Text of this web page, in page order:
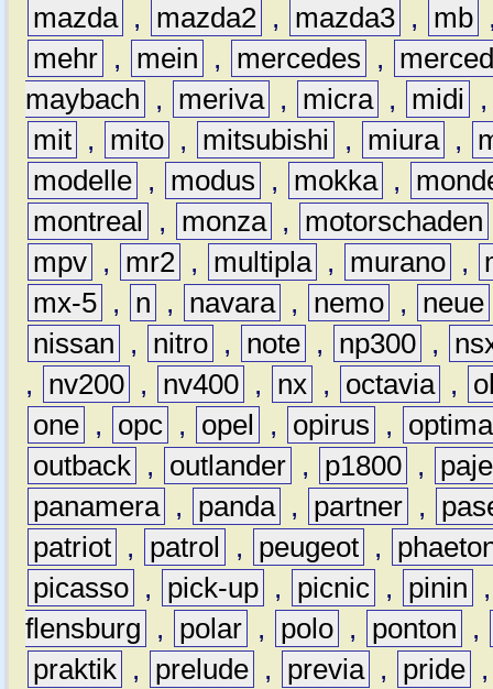
mazda , mazda2 , mazda3 , mb
mehr , mein , mercedes ,
maybach
, meriva , micra , midi
mit , mito , mitsubishi , miura ,
modelle , modus , mokka ,
montreal
, monza , motorschaden
mpv , mr2 , multipla , murano ,
mx-5 , n , navara , nemo , neue
nissan
, nitro , note , np300 ,
,
nv200 , nv400 , nx , octavia ,
one , opc , opel , opirus ,
optima
outback , outlander , p1800 ,
panamera , panda , partner ,
patriot , patrol , peugeot ,
picasso , pick-up , picnic , pinin
flensburg
, polar , polo , ponton
,
praktik , prelude , previa , pride